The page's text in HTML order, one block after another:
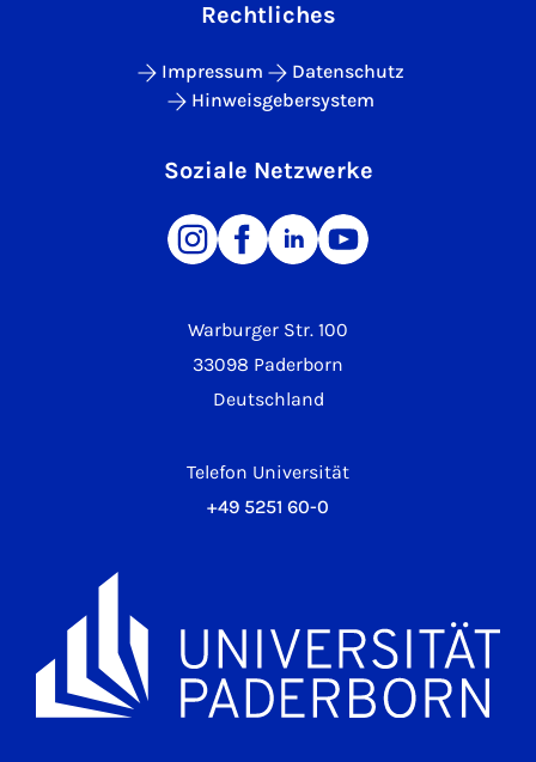
Warburger Str. 100
33098 Paderborn
Deutschland
Telefon Universität
+49 5251 60-0
Rechtliches
Impressum
Datenschutz
Hinweisgebersystem
Soziale Netzwerke